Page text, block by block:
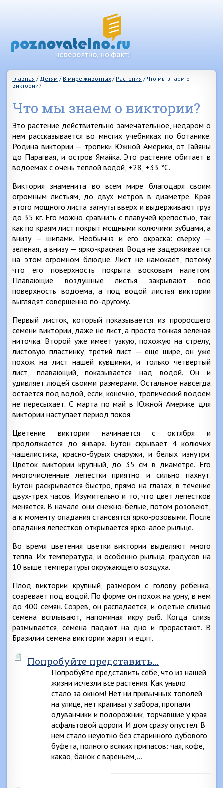
Главная / Детям / В мире животных / Растения / Что мы знаем о
виктории?
Что мы знаем о виктории?
Это растение действительно замечательное, недаром о
нем рассказывается во многих учебниках по ботанике.
Родина виктории — тропики Южной Америки, от Гайяны
до Парагвая, и остров Ямайка. Это растение обитает в
водоемах с очень теплой водой, +28, +33 °С.
Виктория знаменита во всем мире благодаря своим
огромным листьям, до двух метров в диаметре. Края
этого мощного листа загнуты вверх и выдерживают груз
до 35 кг. Его можно сравнить с плавучей крепостью, так
как по краям лист покрыт мощными колючими зубцами, а
внизу — шипами. Необычна и его окраска: сверху —
зеленая, а внизу — ярко-красная. Вода не задерживается
на этом огромном блюдце. Лист не намокает, потому
что его поверхность покрыта восковым налетом.
Плавающие воздушные листья закрывают всю
поверхность водоема, а под водой листья виктории
выглядят совершенно по-другому.
Первый листок, который показывается из проросшего
семени виктории, даже не лист, а просто тонкая зеленая
ниточка. Второй уже имеет узкую, похожую на стрелу,
листовую пластинку, третий лист — еще шире, он уже
похож на лист нашей кувшинки, и только четвертый
лист, плавающий, показывается над водой. Он и
удивляет людей своими размерами. Остальное навсегда
остается под водой, если, конечно, тропический водоем
не пересыхает. С марта по май в Южной Америке для
виктории наступает период покоя.
Цветение виктории начинается с октября и
продолжается до января. Бутон скрывает 4 колючих
чашелистика, красно-бурых снаружи, и белых изнутри.
Цветок виктории крупный, до 35 см в диаметре. Его
многочисленные лепестки приятно и сильно пахнут.
Бутон раскрывается быстро, прямо на глазах, в течение
двух-трех часов. Изумительно и то, что цвет лепестков
меняется. В начале они снежно-белые, потом розовеют,
а к моменту опадания становятся ярко-розовыми. После
опадания лепестков открывается ярко-алое рыльце.
Во время цветения цветки виктории выделяют много
тепла. Их температура, и особенно рыльца, градусов на
10 выше температуры окружающего воздуха.
Плод виктории крупный, размером с голову ребенка,
созревает под водой. По форме он похож на урну, в нем
до 400 семян. Созрев, он распадается, и одетые слизью
семена всплывают, напоминая икру рыб. Когда слизь
размывается, семена падают на дно и прорастают. В
Бразилии семена виктории жарят и едят.
Попробуйте представить…
Попробуйте представить себе, что из нашей
жизни исчезли все растения. Как уныло
стало за окном! Нет ни привычных тополей
на улице, нет крапивы у забора, пропали
одуванчики и подорожник, торчавшие у края
асфальтовой дороги. И дом сразу опустел. В
нем стало неуютно без старинного дубового
буфета, полного всяких припасов: чая, кофе,
какао, банок с вареньем,…